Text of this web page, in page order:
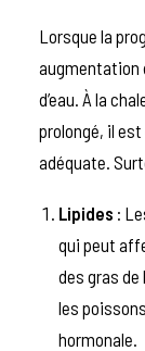
Lorsque la
augmentation
d’eau. À la
prolongé, il
adéquate.
Lipides :
qui peut
des gras de
les
hormonale.